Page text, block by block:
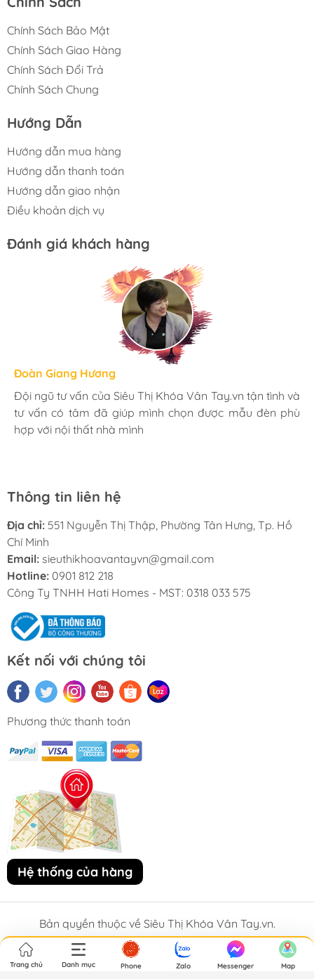
Chính Sách Bảo Mật
Chính Sách Giao Hàng
Chính Sách Đổi Trả
Chính Sách Chung
Hướng Dẫn
Hướng dẫn mua hàng
Hướng dẫn thanh toán
Hướng dẫn giao nhận
Điều khoản dịch vụ
Đánh giá khách hàng
Hương Suri
Mình rất ưng khi đến Siêu Thị Khóa Vân Tay.vn. Ở đây
có rất nhiều mặt hàng phong phú, tha hồ lựa chọn.
Nhân viên chuyên nghiệp, nhiệt tình. Chúc Hati ngày
Đoàn Giang Hương
Đội ngũ tư vấn của Siêu Thị Khóa Vân Tay.vn tận tình và
tư vấn có tâm đã giúp mình chọn được mẫu đèn phù
hợp với nội thất nhà mình
Ngọc Anh
Mua đèn tại Siêu Thị Khóa Vân Tay.vn mình hoàn toàn
yên tâm với chính sách bảo hành 24 tháng tại nhà. Bạn
kĩ thuật lắp đặt rất cận thận và chu đáo
Thông tin liên hệ
Địa chỉ: 551 Nguyễn Thị Thập, Phường Tân Hưng, Tp. Hồ
Chí Minh
Email: sieuthikhoavantayvn@gmail.com
Hotline: 0901 812 218
Công Ty TNHH Hati Homes - MST: 0318 033 575
Kết nối với chúng tôi
Phương thức thanh toán
Hệ thống của hàng
Bản quyền thuộc về Siêu Thị Khóa Vân Tay.vn.
Trang chủ Danh mục Phone Zalo Messenger Map